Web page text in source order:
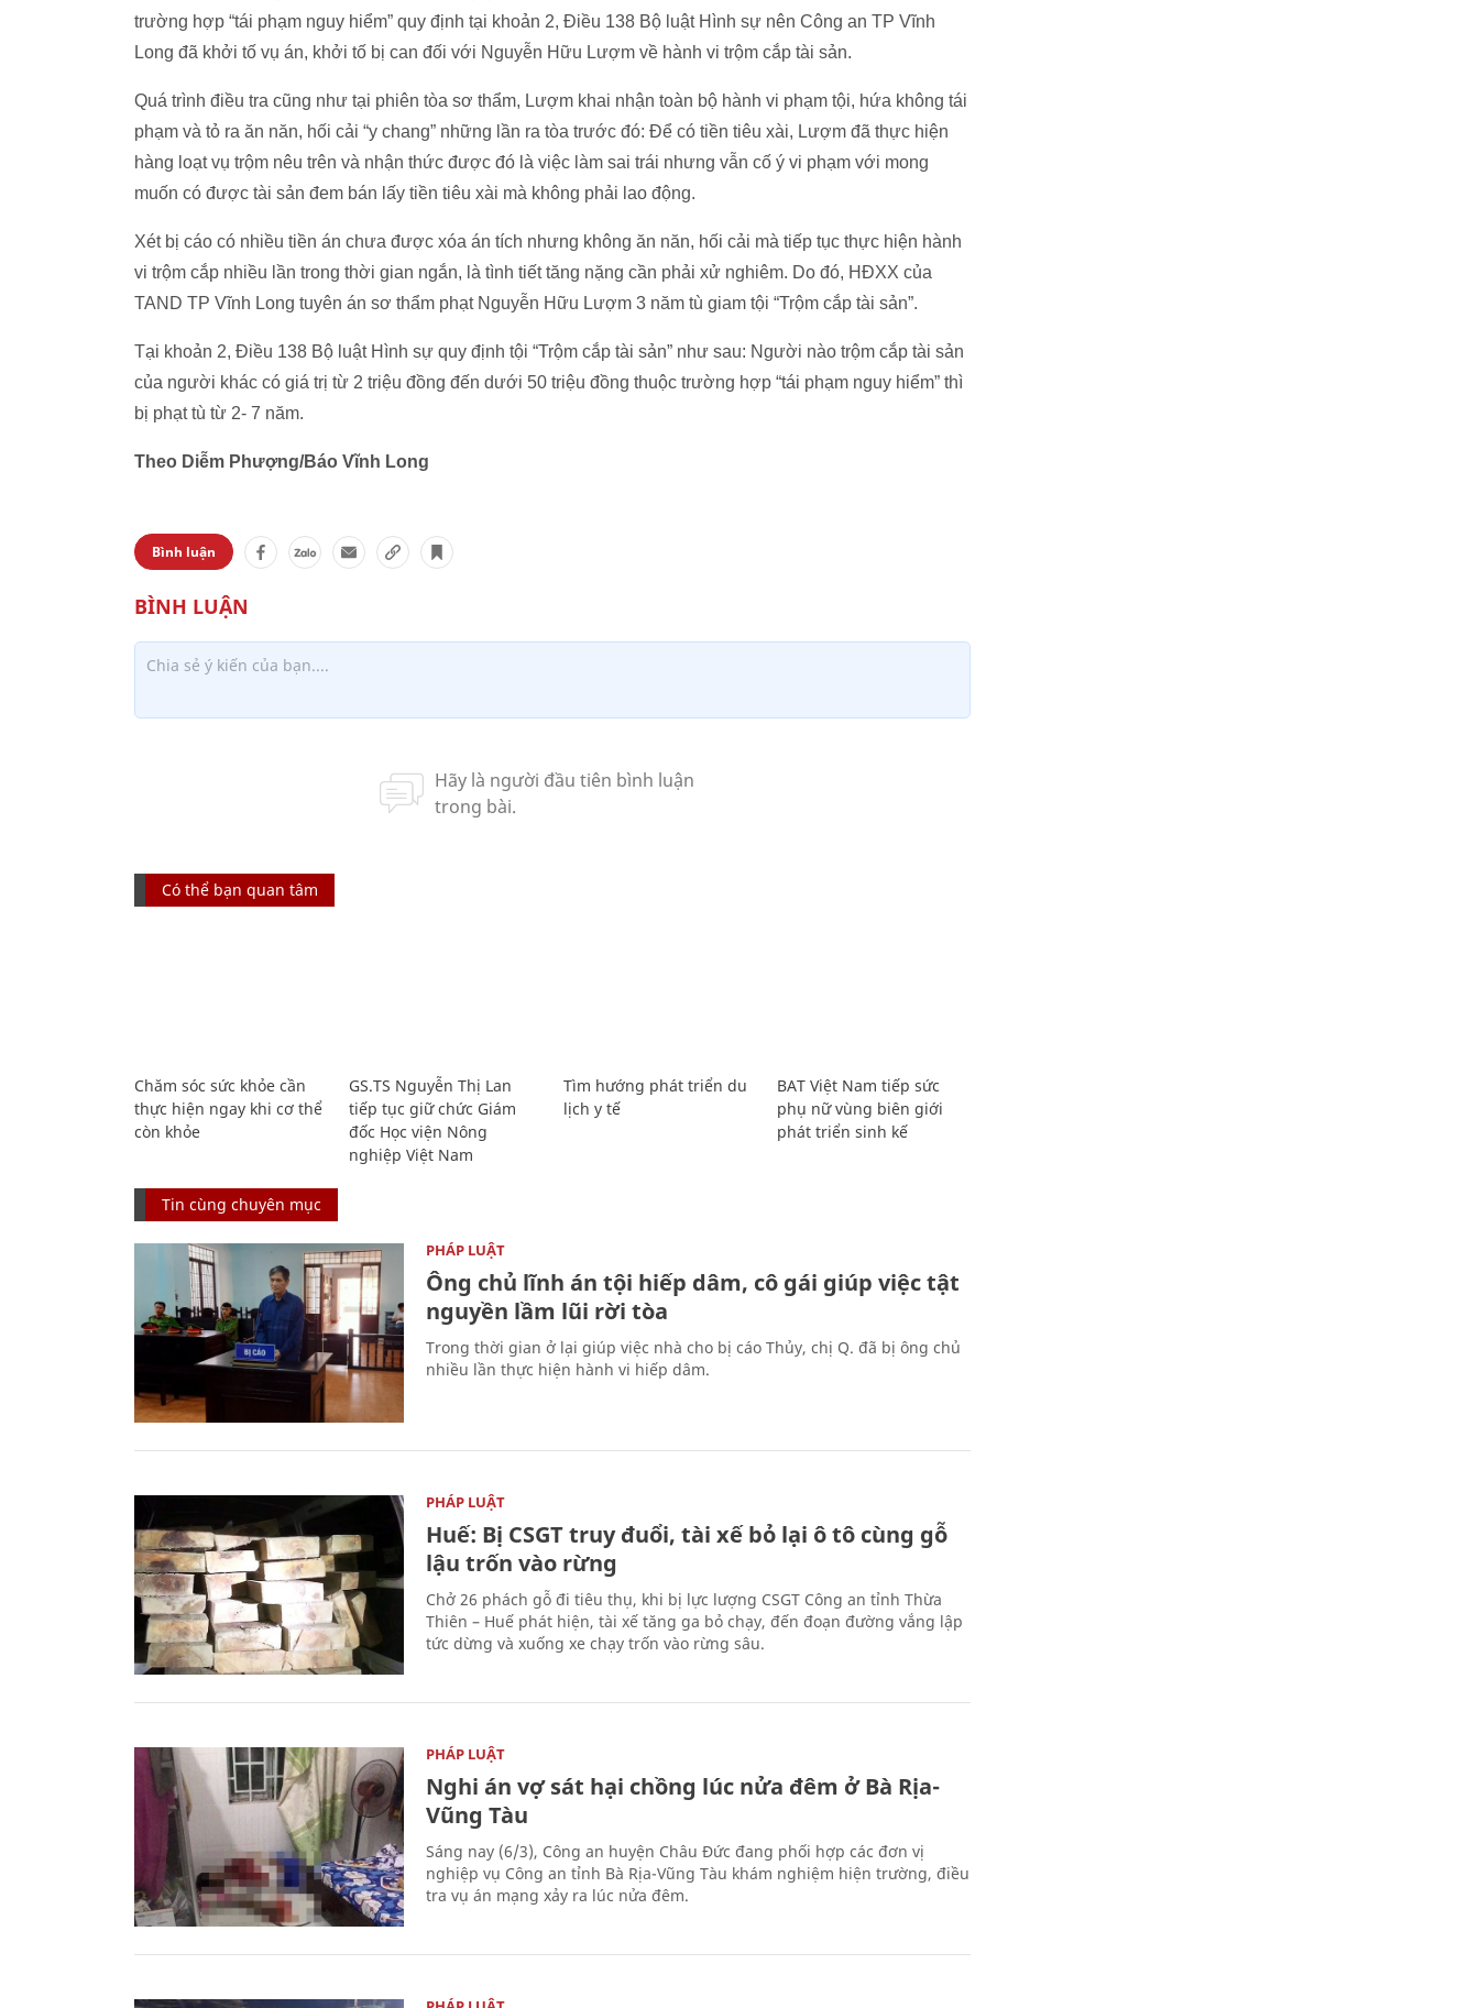
trường hợp “tái phạm nguy hiểm” quy định tại khoản 2, Điều 138 Bộ luật Hình sự nên Công an TP Vĩnh
Long đã khởi tố vụ án, khởi tố bị can đối với Nguyễn Hữu Lượm về hành vi trộm cắp tài sản.
Quá trình điều tra cũng như tại phiên tòa sơ thẩm, Lượm khai nhận toàn bộ hành vi phạm tội, hứa không tái
phạm và tỏ ra ăn năn, hối cải “y chang” những lần ra tòa trước đó: Để có tiền tiêu xài, Lượm đã thực hiện
hàng loạt vụ trộm nêu trên và nhận thức được đó là việc làm sai trái nhưng vẫn cố ý vi phạm với mong
muốn có được tài sản đem bán lấy tiền tiêu xài mà không phải lao động.
Xét bị cáo có nhiều tiền án chưa được xóa án tích nhưng không ăn năn, hối cải mà tiếp tục thực hiện hành
vi trộm cắp nhiều lần trong thời gian ngắn, là tình tiết tăng nặng cần phải xử nghiêm. Do đó, HĐXX của
TAND TP Vĩnh Long tuyên án sơ thẩm phạt Nguyễn Hữu Lượm 3 năm tù giam tội “Trộm cắp tài sản”.
Tại khoản 2, Điều 138 Bộ luật Hình sự quy định tội “Trộm cắp tài sản” như sau: Người nào trộm cắp tài sản
của người khác có giá trị từ 2 triệu đồng đến dưới 50 triệu đồng thuộc trường hợp “tái phạm nguy hiểm” thì
bị phạt tù từ 2- 7 năm.
Theo Diễm Phượng/Báo Vĩnh Long
Bình luận
Có thể bạn quan tâm
Chăm sóc sức khỏe cần
thực hiện ngay khi cơ thể
còn khỏe
GS.TS Nguyễn Thị Lan
tiếp tục giữ chức Giám
đốc Học viện Nông
nghiệp Việt Nam
Tìm hướng phát triển du
lịch y tế
BAT Việt Nam tiếp sức
phụ nữ vùng biên giới
phát triển sinh kế
Tin cùng chuyên mục
PHÁP LUẬT
Ông chủ lĩnh án tội hiếp dâm, cô gái giúp việc tật
nguyền lầm lũi rời tòa
Trong thời gian ở lại giúp việc nhà cho bị cáo Thủy, chị Q. đã bị ông chủ
nhiều lần thực hiện hành vi hiếp dâm.
PHÁP LUẬT
Huế: Bị CSGT truy đuổi, tài xế bỏ lại ô tô cùng gỗ
lậu trốn vào rừng
Chở 26 phách gỗ đi tiêu thụ, khi bị lực lượng CSGT Công an tỉnh Thừa
Thiên – Huế phát hiện, tài xế tăng ga bỏ chạy, đến đoạn đường vắng lập
tức dừng và xuống xe chạy trốn vào rừng sâu.
PHÁP LUẬT
Nghi án vợ sát hại chồng lúc nửa đêm ở Bà Rịa-
Vũng Tàu
Sáng nay (6/3), Công an huyện Châu Đức đang phối hợp các đơn vị
nghiệp vụ Công an tỉnh Bà Rịa-Vũng Tàu khám nghiệm hiện trường, điều
tra vụ án mạng xảy ra lúc nửa đêm.